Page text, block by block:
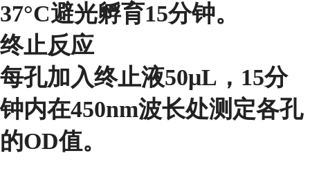
37°C避光孵育15分钟。
终止反应
每孔加入终止液50μL，15分
钟内在450nm波长处测定各孔
的OD值。